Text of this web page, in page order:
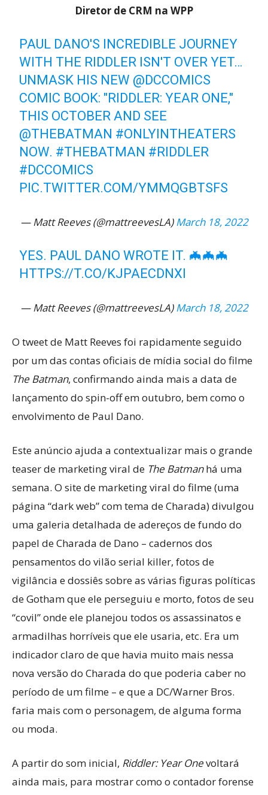
Diretor de CRM na WPP
PAUL DANO'S INCREDIBLE JOURNEY
WITH THE RIDDLER ISN'T OVER YET…
UNMASK HIS NEW @DCCOMICS
COMIC BOOK: "RIDDLER: YEAR ONE,"
THIS OCTOBER AND SEE
@THEBATMAN #ONLYINTHEATERS
NOW. #THEBATMAN #RIDDLER
#DCCOMICS
PIC.TWITTER.COM/YMMQGBTSFS
— Matt Reeves (@mattreevesLA)March 18, 2022
YES. PAUL DANO WROTE IT. 🦇🦇🦇
HTTPS://T.CO/KJPAECDNXI
— Matt Reeves (@mattreevesLA)March 18, 2022
O tweet de Matt Reeves foi rapidamente seguido
por um das contas oficiais de mídia social do filme
The Batman, confirmando ainda mais a data de
lançamento do spin-off em outubro, bem como o
envolvimento de Paul Dano.
Este anúncio ajuda a contextualizar mais o grande
teaser de marketing viral de The Batmanhá uma
semana. O site de marketing viral do filme (uma
página “dark web” com tema de Charada) divulgou
uma galeria detalhada de adereços de fundo do
papel de Charada de Dano – cadernos dos
pensamentos do vilão serial killer, fotos de
vigilância e dossiês sobre as várias figuras políticas
de Gotham que ele perseguiu e morto, fotos de seu
“covil” onde ele planejou todos os assassinatos e
armadilhas horríveis que ele usaria, etc. Era um
indicador claro de que havia muito mais nessa
nova versão do Charada do que poderia caber no
período de um filme – e que a DC/Warner Bros.
faria mais com o personagem, de alguma forma
ou moda.
A partir do som inicial, Riddler: Year Onevoltará
ainda mais, para mostrar como o contador forense